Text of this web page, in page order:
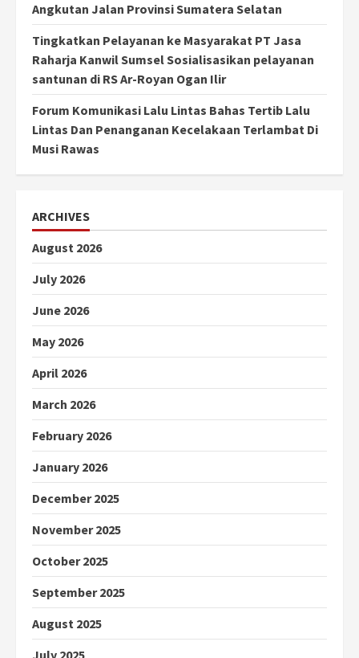
Angkutan Jalan Provinsi Sumatera Selatan
Tingkatkan Pelayanan ke Masyarakat PT Jasa
Raharja Kanwil Sumsel Sosialisasikan pelayanan
santunan di RS Ar-Royan Ogan Ilir
Forum Komunikasi Lalu Lintas Bahas Tertib Lalu
Lintas Dan Penanganan Kecelakaan Terlambat Di
Musi Rawas
ARCHIVES
August 2026
July 2026
June 2026
May 2026
April 2026
March 2026
February 2026
January 2026
December 2025
November 2025
October 2025
September 2025
August 2025